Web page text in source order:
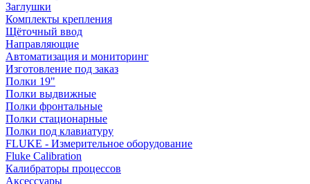
Заглушки
Комплекты крепления
Щёточный ввод
Направляющие
Автоматизация и мониторинг
Изготовление под заказ
Полки 19"
Полки выдвижные
Полки фронтальные
Полки стационарные
Полки под клавиатуру
FLUKE - Измерительное оборудование
Fluke Calibration
Калибраторы процессов
Аксессуары